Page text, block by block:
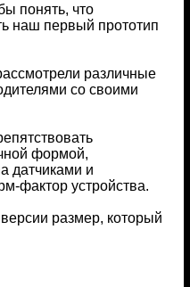
понять, что
наш первый прототип
различные
со своими
формой,
датчиками и
фактор устройства.
размер, который